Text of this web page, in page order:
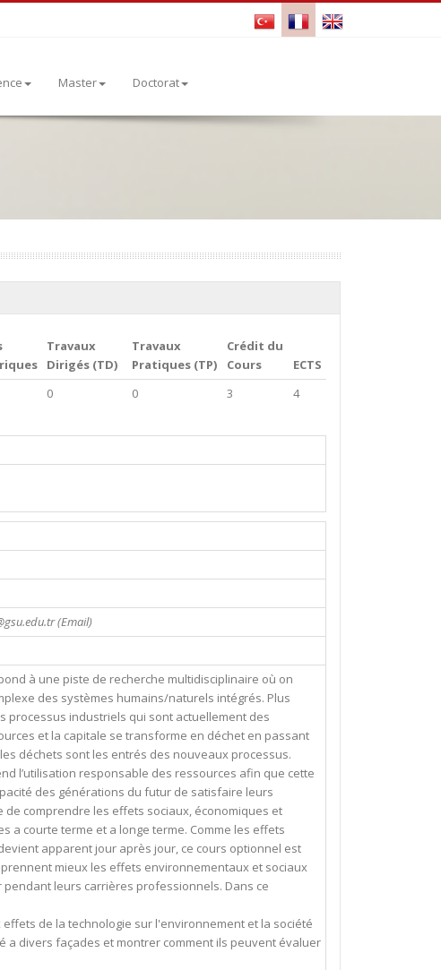
Master Doctorat
Travaux
Dirigés (TD)
Travaux
Pratiques (TP)
Crédit du
Cours
ECTS
0 0 3 4
(Email)
à une piste de recherche multidisciplinaire où on
des systèmes humains/naturels intégrés. Plus
processus industriels qui sont actuellement des
et la capitale se transforme en déchet en passant
déchets sont les entrés des nouveaux processus.
l’utilisation responsable des ressources afin que cette
des générations du futur de satisfaire leurs
de comprendre les effets sociaux, économiques et
a courte terme et a longe terme. Comme les effets
apparent jour après jour, ce cours optionnel est
mieux les effets environnementaux et sociaux
pendant leurs carrières professionnels. Dans ce
de la technologie sur l'environnement et la société
a divers façades et montrer comment ils peuvent évaluer